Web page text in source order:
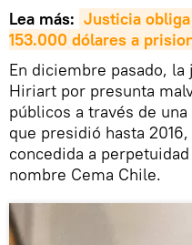
Lea más: Justicia
153.000 dólares a
En diciembre pasado,
Hiriart por presunta
públicos a través de
que presidió hasta
concedida a
nombre Cema Chile.